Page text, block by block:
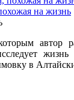
на жизнь
автор
в